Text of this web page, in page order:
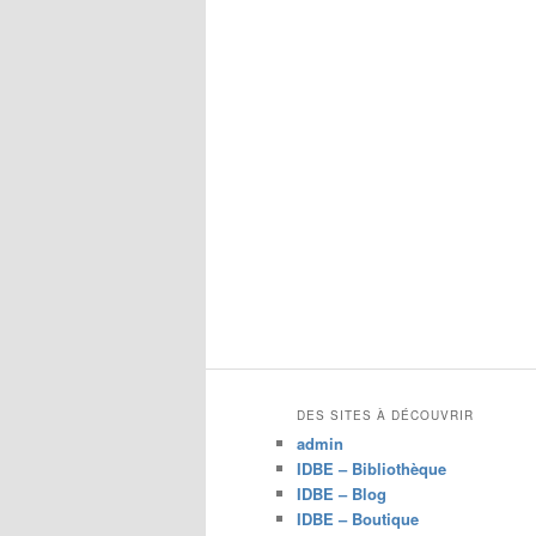
DES SITES À DÉCOUVRIR
admin
IDBE – Bibliothèque
IDBE – Blog
IDBE – Boutique